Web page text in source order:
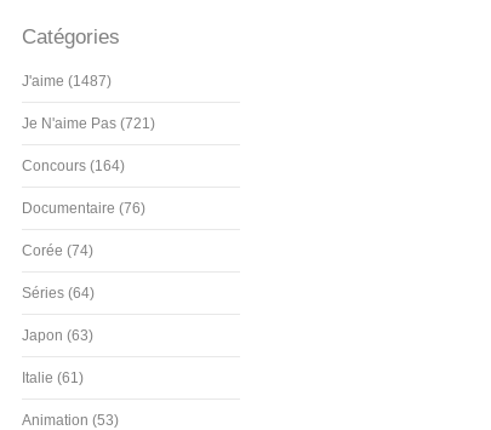
Catégories
J'aime (1487)
Je N'aime Pas (721)
Concours (164)
Documentaire (76)
Corée (74)
Séries (64)
Japon (63)
Italie (61)
Animation (53)